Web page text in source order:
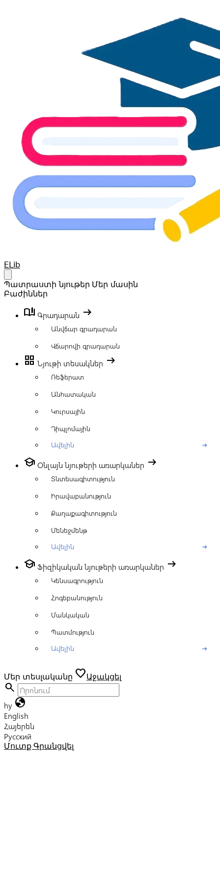
Your Company
ELib
Պատրաստի նյութեր Մեր մասին
Բաժիններ
book_ribbon Գրադարան arrow_right_alt
Անվճար գրադարան
Վճարովի գրադարան
grid_view Նյութի տեսակներ arrow_right_alt
Ռեֆերատ
Անհատական
Կուրսային
Դիպլոմային
Ավելին
arrow_right_alt
school Օնլայն նյութերի առարկաներ arrow_right_alt
Տնտեսագիտություն
Իրավաբանություն
Քաղաքագիտություն
Մենեջմենթ
Ավելին
arrow_right_alt
school Ֆիզիկական նյութերի առարկաներ arrow_right_alt
Կենսագրություն
Հոգեբանություն
Մանկական
Պատմություն
Ավելին
arrow_right_alt
Մեր տեսլականը favoriteԱջակցել
search
hy globe
English
Հայերեն
Русский
Մուտք Գրանցվել